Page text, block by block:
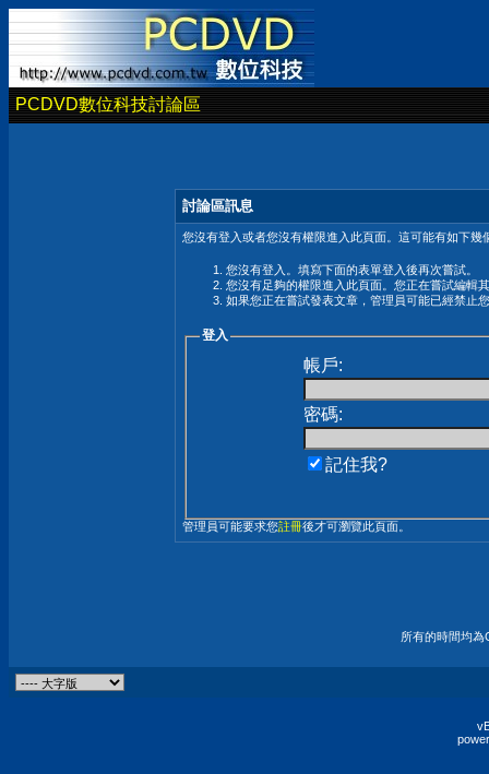
PCDVD數位科技討論區
討論區訊息
您沒有登入或者您沒有權限進入此頁面。這可能有如下幾
您沒有登入。填寫下面的表單登入後再次嘗試。
您沒有足夠的權限進入此頁面。您正在嘗試編輯
如果您正在嘗試發表文章，管理員可能已經禁止
登入
帳戶:
密碼:
記住我?
管理員可能要求您註冊後才可瀏覽此頁面。
所有的時間均為